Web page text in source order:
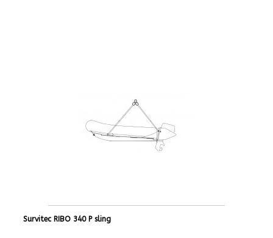
Survitec RIBO 340 P sling